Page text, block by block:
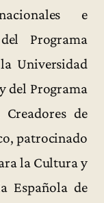
e
Programa
Universidad
del Programa
de
patrocinado
la Cultura y
Española de